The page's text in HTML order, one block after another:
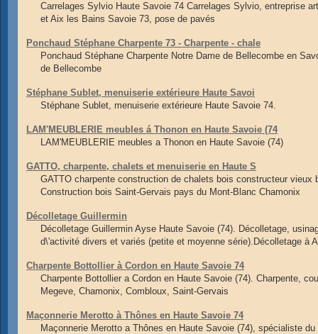
Carrelages Sylvio Haute Savoie 74 Carrelages Sylvio, entreprise
et Aix les Bains Savoie 73, pose de pavés
Ponchaud Stéphane Charpente 73 - Charpente - chale
Ponchaud Stéphane Charpente Notre Dame de Bellecombe en
de Bellecombe
Stéphane Sublet, menuiserie extérieure Haute Savoi
Stéphane Sublet, menuiserie extérieure Haute Savoie 74.
LAM'MEUBLERIE meubles á Thonon en Haute Savoie (74
LAM'MEUBLERIE meubles a Thonon en Haute Savoie (74)
GATTO, charpente, chalets et menuiserie en Haute S
GATTO charpente construction de chalets bois constructeur
Construction bois Saint-Gervais pays du Mont-Blanc Chamonix
Décolletage Guillermin
Décolletage Guillermin Ayse Haute Savoie (74). Décolletage,
d\'activité divers et variés (petite et moyenne série).Décolletage à
Charpente Bottollier à Cordon en Haute Savoie 74
Charpente Bottollier a Cordon en Haute Savoie (74). Charpente,
Megeve, Chamonix, Combloux, Saint-Gervais
Maçonnerie Merotto à Thônes en Haute Savoie 74
Maçonnerie Merotto a Thônes en Haute Savoie (74), spécialiste du